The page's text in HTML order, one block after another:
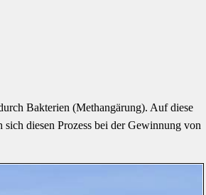
Bakterien (Methangärung). Auf diese
diesen Prozess bei der Gewinnung von